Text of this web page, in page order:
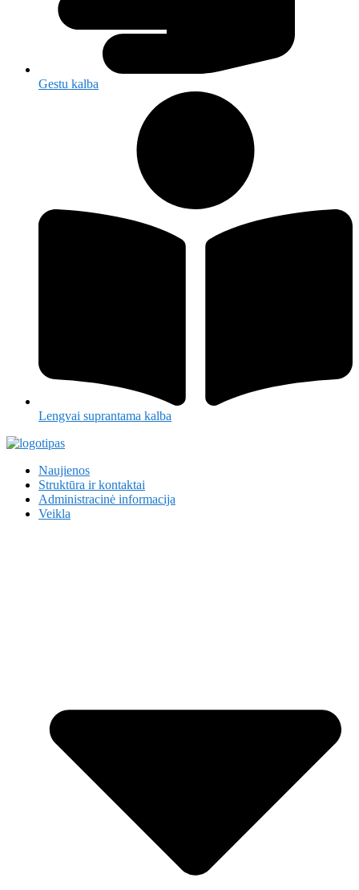
Gestu kalba
Lengvai suprantama kalba
Naujienos
Struktūra ir kontaktai
Administracinė informacija
Veikla